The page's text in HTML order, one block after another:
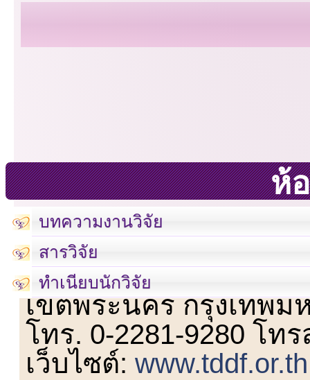
ห้
บทความงานวิจัย
สารวิจัย
ทำเนียบนักวิจัย
เลขที่ 23 ชั้น 2 ถนนวิ
เขตพระนคร กรุงเทพม
โทร. 0-2281-9280 โท
เว็บไซต์:www.tddf.or.th